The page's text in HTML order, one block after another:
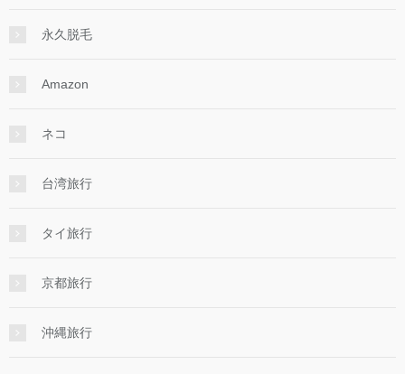
永久脱毛
Amazon
ネコ
台湾旅行
タイ旅行
京都旅行
沖縄旅行